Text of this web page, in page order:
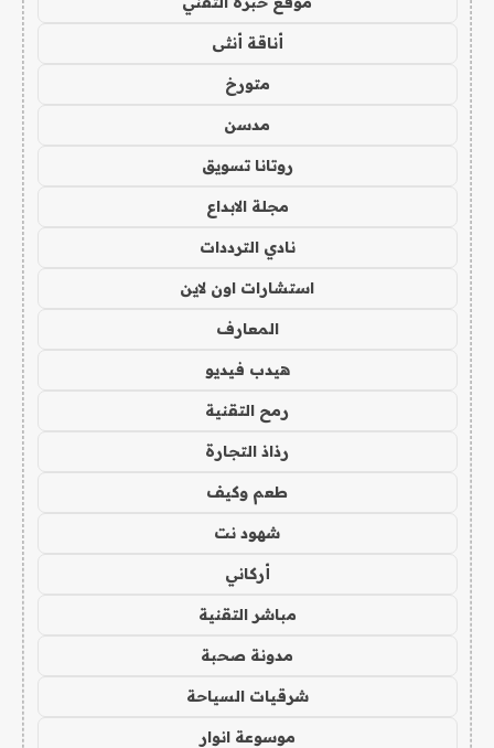
أناقة أنثى
متورخ
مدسن
روتانا تسويق
مجلة الابداع
نادي الترددات
استشارات اون لاين
المعارف
هيدب فيديو
رمح التقنية
رذاذ التجارة
طعم وكيف
شهود نت
أركاني
مباشر التقنية
مدونة صحبة
شرقيات السياحة
موسوعة انوار